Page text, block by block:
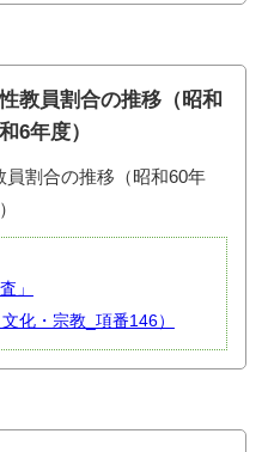
教員割合の推移（昭和
6年度）
」
化・宗教_項番146）